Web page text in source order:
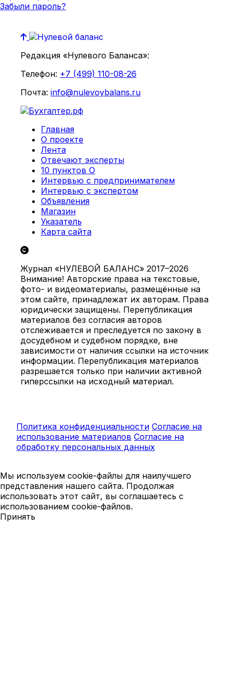
Забыли пароль?
Редакция «Нулевого Баланса»:
Телефон: +7 (499) 110-08-26
Почта: info@nulevoybalans.ru
Главная
О проекте
Лента
Отвечают эксперты
10 пунктов О
Интервью с предпринимателем
Интервью с экспертом
Объявления
Магазин
Указатель
Карта сайта
Журнал «НУЛЕВОЙ БАЛАНС» 2017–2026
Внимание! Авторские права на текстовые,
фото- и видеоматериалы, размещённые на
этом сайте, принадлежат их авторам. Права
юридически защищены. Перепубликация
материалов без согласия авторов
отслеживается и преследуется по закону в
досудебном и судебном порядке, вне
зависимости от наличия ссылки на источник
информации. Перепубликация материалов
разрешается только при наличии активной
гиперссылки на исходный материал.
Политика конфиденциальности Согласие на
использование материалов Согласие на
обработку персональных данных
Мы используем cookie-файлы для наилучшего
представления нашего сайта. Продолжая
использовать этот сайт, вы соглашаетесь с
использованием cookie-файлов.
Принять